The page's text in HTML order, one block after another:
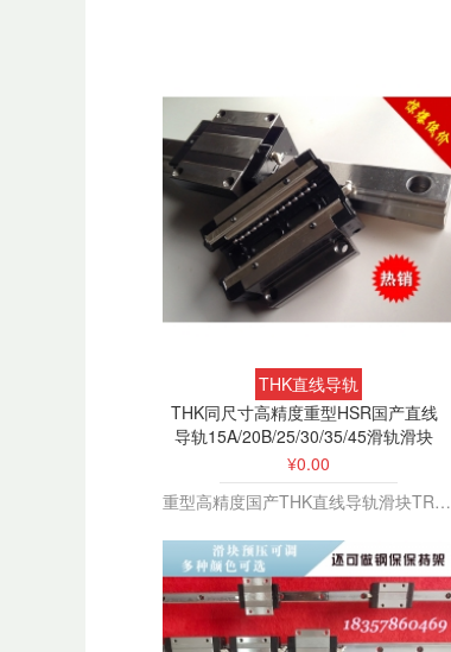
THK直线导轨
THK同尺寸高精度重型HSR国产直线
导轨15A/20B/25/30/35/45滑轨滑块
¥0.00
重型高精度国产THK直线导轨滑块TRHG15A 20B线性滑轨轨道